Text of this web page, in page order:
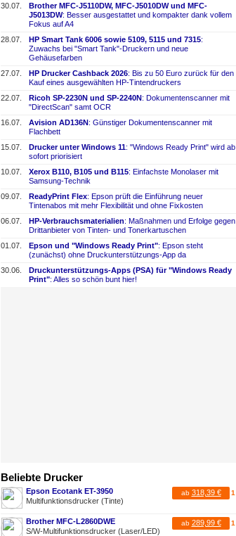
30.07.
Brother MFC-​J5110DW, MFC-​J5010DW und MFC-
J5013DW: Besser ausgestattet und kompakter dank vollem
Fokus auf A4
28.07.
HP Smart Tank 6006 sowie 5109, 5115 und 7315:
Zuwachs bei "Smart Tank"-​Druckern und neue
Gehäusefarben
27.07.
HP Drucker Cashback 2026: Bis zu 50 Euro zurück für den
Kauf eines ausgewählten HP-​Tintendruckers
22.07.
Ricoh SP-​2230N und SP-​2240N: Dokumentenscanner mit
"DirectScan" samt OCR
16.07.
Avision AD136N: Günstiger Dokumentenscanner mit
Flachbett
15.07.
Drucker unter Windows 11: "Windows Ready Print" wird ab
sofort priorisiert
10.07.
Xerox B110, B105 und B115: Einfachste Monolaser mit
Samsung-​Technik
09.07.
ReadyPrint Flex: Epson prüft die Einführung neuer
Tintenabos mit mehr Flexibilität und ohne Fixkosten
06.07.
HP-​Verbrauchsmaterialien: Maßnahmen und Erfolge gegen
Drittanbieter von Tinten- ​ und Tonerkartuschen
01.07.
Epson und "Windows Ready Print": Epson steht
(zunächst) ohne Druckunterstützungs-​App da
30.06.
Druckunterstützungs-​Apps (PSA) für "Windows Ready
Print": Alles so schön bunt hier!
Beliebte Drucker
ab 318,39 € 1
Epson Ecotank ET-3950
Multifunktionsdrucker (Tinte)
ab 289,99 € 1
Brother MFC-L2860DWE
S/W-Multifunktionsdrucker (Laser/LED)